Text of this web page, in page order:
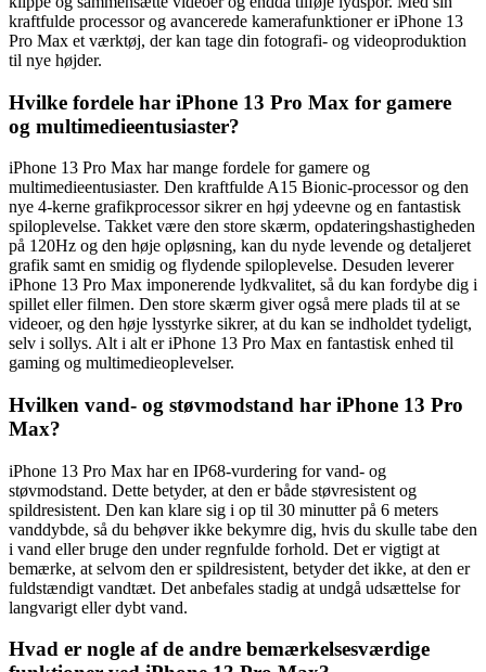
kraftfulde processor og avancerede kamerafunktioner er iPhone 13
Pro Max et værktøj, der kan tage din fotografi- og videoproduktion
til nye højder.
Hvilke fordele har iPhone 13 Pro Max for gamere
og multimedieentusiaster?
iPhone 13 Pro Max har mange fordele for gamere og
multimedieentusiaster. Den kraftfulde A15 Bionic-processor og den
nye 4-kerne grafikprocessor sikrer en høj ydeevne og en fantastisk
spiloplevelse. Takket være den store skærm, opdateringshastigheden
på 120Hz og den høje opløsning, kan du nyde levende og detaljeret
grafik samt en smidig og flydende spiloplevelse. Desuden leverer
iPhone 13 Pro Max imponerende lydkvalitet, så du kan fordybe dig i
spillet eller filmen. Den store skærm giver også mere plads til at se
videoer, og den høje lysstyrke sikrer, at du kan se indholdet tydeligt,
selv i sollys. Alt i alt er iPhone 13 Pro Max en fantastisk enhed til
gaming og multimedieoplevelser.
Hvilken vand- og støvmodstand har iPhone 13 Pro
Max?
iPhone 13 Pro Max har en IP68-vurdering for vand- og
støvmodstand. Dette betyder, at den er både støvresistent og
spildresistent. Den kan klare sig i op til 30 minutter på 6 meters
vanddybde, så du behøver ikke bekymre dig, hvis du skulle tabe den
i vand eller bruge den under regnfulde forhold. Det er vigtigt at
bemærke, at selvom den er spildresistent, betyder det ikke, at den er
fuldstændigt vandtæt. Det anbefales stadig at undgå udsættelse for
langvarigt eller dybt vand.
Hvad er nogle af de andre bemærkelsesværdige